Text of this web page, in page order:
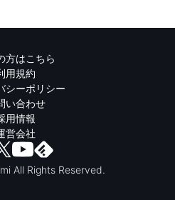
方はこちら
用規約
シーポリシー
い合わせ
用情報
営会社
All Rights Reserved.